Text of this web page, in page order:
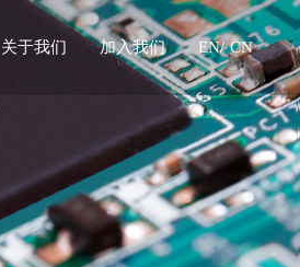
关于我们 加入我们 EN/ CN